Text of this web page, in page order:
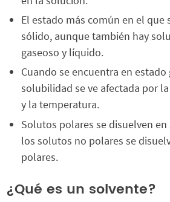
El estado más común en el que
sólido, aunque también hay
gaseoso y líquido.
Cuando se encuentra en estado
solubilidad se ve afectada por
y la temperatura.
Solutos polares se disuelven
los solutos no polares se
polares.
¿Qué es un solvente?